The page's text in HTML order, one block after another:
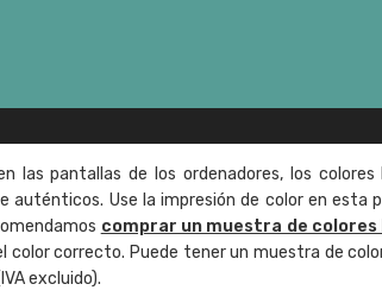
las pantallas de los ordenadores, los colores
auténticos. Use la impresión de color en esta
comprar un muestra de colores
color correcto. Puede tener un muestra de
excluido).